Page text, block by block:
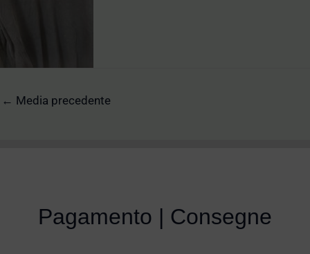
← Media precedente
Pagamento | Consegne